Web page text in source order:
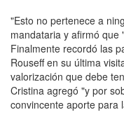
"Esto no pertenece a
mandataria y afirmó que
Finalmente recordó las
Rouseff en su última
valorización que debe
Cristina agregó "y por
convincente aporte para